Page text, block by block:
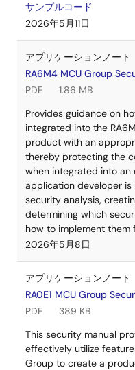
サンプルコード
2026年5月11日
アプリケーションノート
RA6M4 MCU Group
PDF
1.86 MB
Provides guidance on
integrated into the
product with an
thereby protecting the
when integrated into an
application developer
security analysis,
determining which
how to implement
2026年5月8日
アプリケーションノート
RA0E1 MCU Group
PDF
389 KB
This security manual
effectively utilize
Group to create a